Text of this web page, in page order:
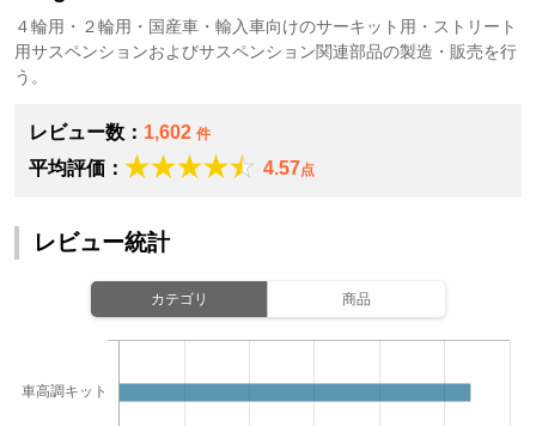
４輪用・２輪用・国産車・輸入車向けのサーキット用・ストリート
用サスペンションおよびサスペンション関連部品の製造・販売を行
う。
レビュー数： 1,602 件
平均評価： 4.57点
レビュー統計
カテゴリ 商品